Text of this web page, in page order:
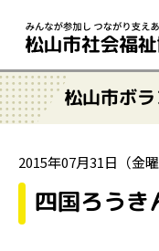
松山市ボ
2015年07月31日（金
四国ろうき